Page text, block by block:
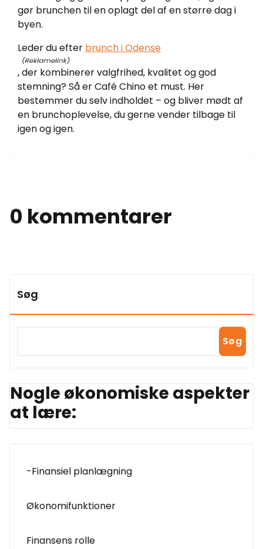
gør brunchen til en oplagt del af en større dag i
byen.
Leder du efter brunch i Odense
, der kombinerer valgfrihed, kvalitet og god
stemning? Så er Café Chino et must. Her
bestemmer du selv indholdet – og bliver mødt af
en brunchoplevelse, du gerne vender tilbage til
igen og igen.
0 kommentarer
Søg
Søg
Nogle økonomiske aspekter
at lære:
-Finansiel planlægning
Økonomifunktioner
Finansens rolle